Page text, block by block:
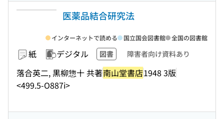
医薬品結合研究法
紙 デジタル 図書 障害者向け資料あり
落合英二, 黒柳惣十 共著南山堂書店1948 3版
<499.5-O887i>
インターネットで読める 国立国会図書館 全国の図書館